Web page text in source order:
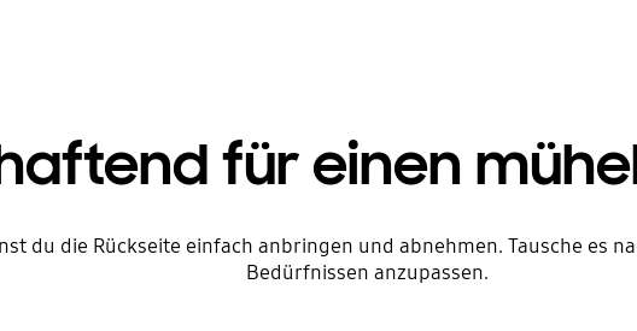
für einen
du die Rückseite einfach anbringen und abnehmen. Tausche es
Bedürfnissen anzupassen.